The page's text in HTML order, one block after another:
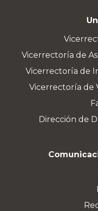
Vicerrectoría de
Vicerrectoría de
Vicerrectoría de
Dirección de